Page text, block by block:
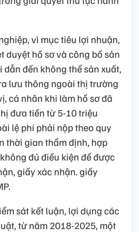
vì mục tiêu lợi nhuận,
duyệt hồ sơ và công bố sản
dẫn đến không thể sản xuất,
lưu thông ngoài thị trường
cá nhân khi làm hồ sơ đã
đưa tiền từ 5-10 triệu
lệ phí phải nộp theo quy
thời gian thẩm định, hợp
đủ điều kiện để được
giấy xác nhận. giấy
sát kết luận, lợi dụng các
từ năm 2018-2025, một